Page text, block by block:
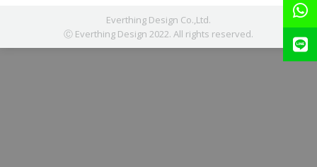
Everthing Design Co.,Ltd.
Ⓒ Everthing Design 2022. All rights reserved.